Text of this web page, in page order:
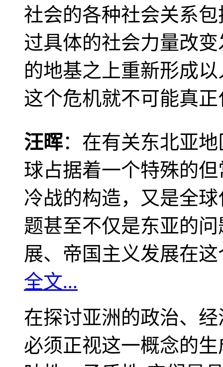
社会的各种社会关系
过具体的社会力量改
的地基之上重新形成
这个危机就不可能真
汪晖：在有关东北亚
球占据着一个特殊的
冷战的构造，又是全
题甚至不仅是东亚的
展、帝国主义发展在
全文...
在探讨亚洲的政治、
必须正视这一概念的